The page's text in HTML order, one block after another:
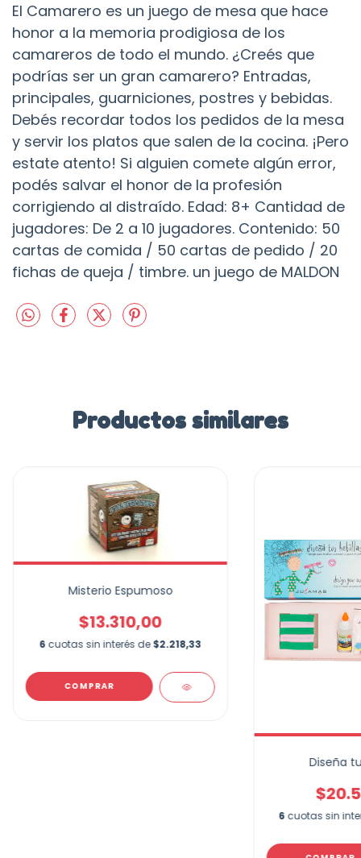
El Camarero es un juego de mesa que hace
honor a la memoria prodigiosa de los
camareros de todo el mundo. ¿Creés que
podrías ser un gran camarero? Entradas,
principales, guarniciones, postres y bebidas.
Debés recordar todos los pedidos de la mesa
y servir los platos que salen de la cocina. ¡Pero
estate atento! Si alguien comete algún error,
podés salvar el honor de la profesión
corrigiendo al distraído. Edad: 8+ Cantidad de
jugadores: De 2 a 10 jugadores. Contenido: 50
cartas de comida / 50 cartas de pedido / 20
fichas de queja / timbre. un juego de MALDON
Productos similares
Misterio Espumoso
$13.310,00
6 cuotas sin interés de$2.218,33
Diseña
6 cuotas sin